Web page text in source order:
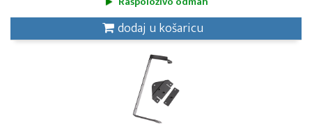
dodaj u košaricu